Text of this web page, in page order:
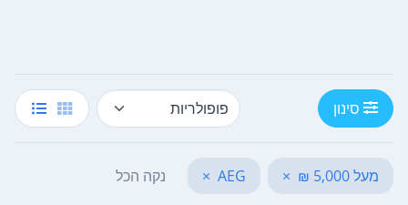
סינון
מעל 5,000 ₪ ×
AEG
× נקה הכל